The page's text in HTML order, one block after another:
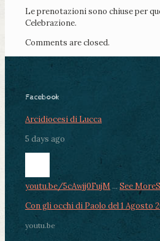
Le prenotazioni sono chiuse per
Celebrazione.
Comments are closed.
Facebook
Arcidiocesi di Lucca
5 days ago
youtu.be/5cAwjj0FujM ... See More
Con gli occhi di Paolo del 1 Agosto
youtu.be